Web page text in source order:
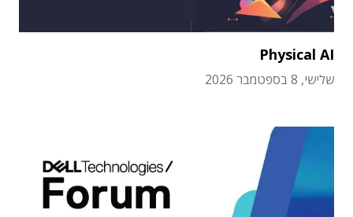
Physical AI
שלישי, 8 בספטמבר 2026